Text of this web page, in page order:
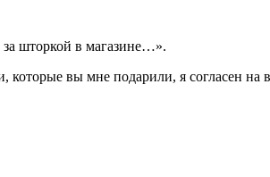
шторкой в магазине…».
вы мне подарили, я согласен на